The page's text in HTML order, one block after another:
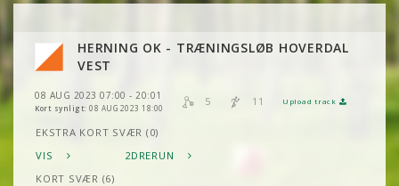
HERNING OK - TRÆNINGSLØB HOVERDAL
VEST
08 AUG 2023 07:00 - 20:01
Kort synligt: 08 AUG 2023 18:00
5 11 Upload track
EKSTRA KORT SVÆR (0)
VIS
2DRERUN
KORT SVÆR (6)